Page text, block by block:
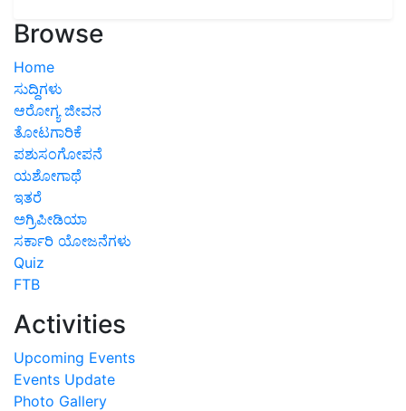
Browse
Home
ಸುದ್ದಿಗಳು
ಆರೋಗ್ಯ ಜೀವನ
ತೋಟಗಾರಿಕೆ
ಪಶುಸಂಗೋಪನೆ
ಯಶೋಗಾಥೆ
ಇತರೆ
ಅಗ್ರಿಪೀಡಿಯಾ
ಸರ್ಕಾರಿ ಯೋಜನೆಗಳು
Quiz
FTB
Activities
Upcoming Events
Events Update
Photo Gallery